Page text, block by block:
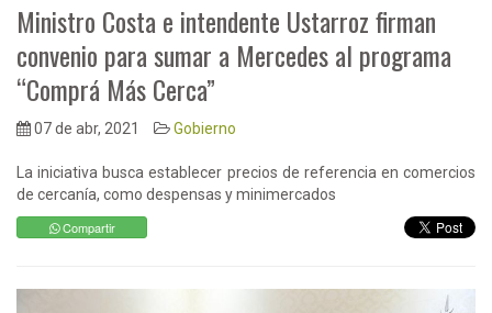
Ministro Costa e intendente Ustarroz firman
convenio para sumar a Mercedes al programa
“Comprá Más Cerca”
07 de abr, 2021 Gobierno
La iniciativa busca establecer precios de referencia en comercios
de cercanía, como despensas y minimercados
Compartir